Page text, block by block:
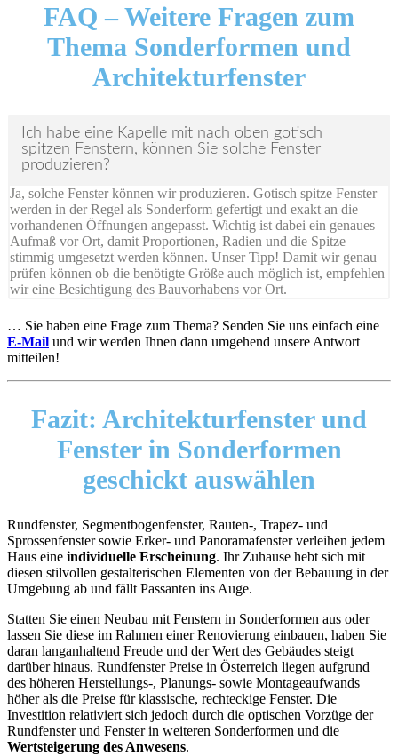
FAQ –Weitere Fragen zum
Thema Sonderformen und
Architekturfenster
Ich habe eine Kapelle mit nach oben gotisch
spitzen Fenstern, können Sie solche Fenster
produzieren?
Ja, solche Fenster können wir produzieren. Gotisch spitze Fenster
werden in der Regel als Sonderform gefertigt und exakt an die
vorhandenen Öffnungen angepasst. Wichtig ist dabei ein genaues
Aufmaß vor Ort, damit Proportionen, Radien und die Spitze
stimmig umgesetzt werden können. Unser Tipp! Damit wir genau
prüfen können ob die benötigte Größe auch möglich ist, empfehlen
wir eine Besichtigung des Bauvorhabens vor Ort.
… Sie haben eine Frage zum Thema? Senden Sie uns einfach eine
E-Mail und wir werden Ihnen dann umgehend unsere Antwort
mitteilen!
Fazit: Architekturfenster und
Fenster in Sonderformen
geschickt auswählen
Rundfenster, Segmentbogenfenster, Rauten-, Trapez- und
Sprossenfenster sowie Erker- und Panoramafenster verleihen jedem
Haus eine individuelle Erscheinung. Ihr Zuhause hebt sich mit
diesen stilvollen gestalterischen Elementen von der Bebauung in der
Umgebung ab und fällt Passanten ins Auge.
Statten Sie einen Neubau mit Fenstern in Sonderformen aus oder
lassen Sie diese im Rahmen einer Renovierung einbauen, haben Sie
daran langanhaltend Freude und der Wert des Gebäudes steigt
darüber hinaus. Rundfenster Preise in Österreich liegen aufgrund
des höheren Herstellungs-, Planungs- sowie Montageaufwands
höher als die Preise für klassische, rechteckige Fenster. Die
Investition relativiert sich jedoch durch die optischen Vorzüge der
Rundfenster und Fenster in weiteren Sonderformen und die
Wertsteigerung des Anwesens.